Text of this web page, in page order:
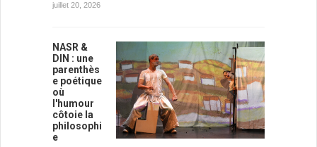
juillet 20, 2026
NASR &
DIN : une
parenthès
e poétique
où
l'humour
côtoie la
philosophi
e